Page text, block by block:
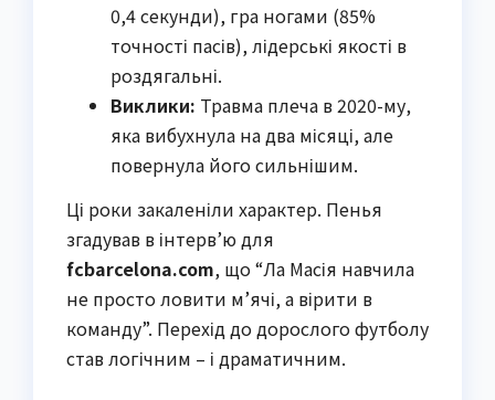
0,4 секунди), гра ногами (85%
точності пасів), лідерські якості в
роздягальні.
Виклики: Травма плеча в 2020-му,
яка вибухнула на два місяці, але
повернула його сильнішим.
Ці роки закаленіли характер. Пенья
згадував в інтерв’ю для
fcbarcelona.com, що “Ла Масія навчила
не просто ловити м’ячі, а вірити в
команду”. Перехід до дорослого футболу
став логічним – і драматичним.